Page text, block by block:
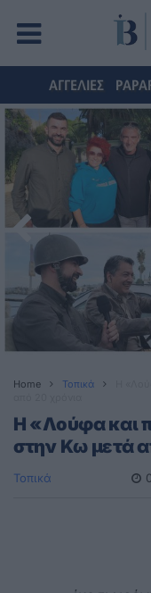
ΑΓΓΕΛΙΕΣ
Home Τοπικά
Η «Λούφα και
στην Κω μετά
Τοπικά